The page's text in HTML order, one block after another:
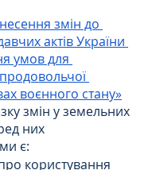
змін до
актів України
умов для
воєнного стану»
змін у земельних
них
є:
користування